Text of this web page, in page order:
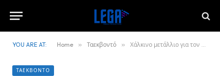
YOU ARE AT: Home » Ταεκβοντό » Χάλκινο μετάλλιο για τον Άρη Ψαρρό
ΤΑΕΚΒΟΝΤΌ